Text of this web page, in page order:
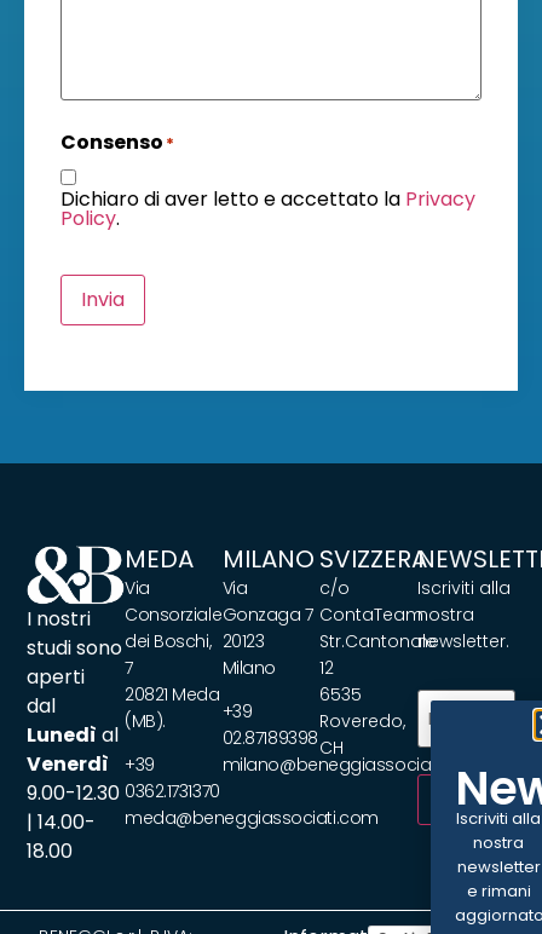
Consenso *
Dichiaro di aver letto e accettato la Privacy
Policy.
Invia
I nostri
studi sono
aperti
dal
Lunedì al
Venerdì
9.00-12.30
| 14.00-
18.00
MEDA
Via
Consorziale
dei Boschi,
7
20821 Meda
(MB).
+39
0362.1731370
meda@beneggiassociati.com
MILANO
Via
Gonzaga 7
20123
Milano
+39
02.87189398
milano@beneggiassociati.com
SVIZZERA
c/o
ContaTeam
Str.Cantonale
12
6535
Roveredo,
CH
Iscriviti alla
nostra
newsletter.
Email
ISCRIVITI
Iscriviti alla
nostra
newsletter
e rimani